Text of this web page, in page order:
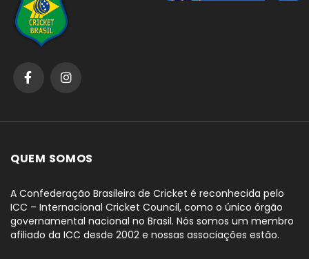
QUEM SOMOS
A Confederação Brasileira de Cricket é reconhecida pelo
ICC – Internacional Cricket Council, como o único órgão
governamental nacional no Brasil. Nós somos um membro
afiliado da ICC desde 2002 e nossas associações estão.